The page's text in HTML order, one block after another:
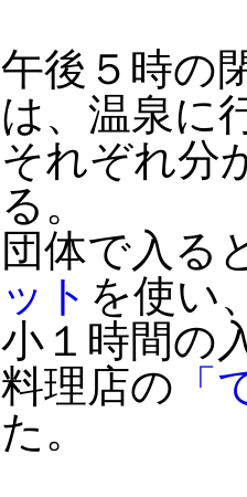
午後５時の
は、温泉に
それぞれ分
る。
団体で入る
ット を使い
小１時間の
料理店の 「
た。